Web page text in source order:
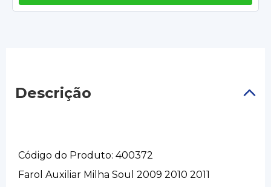
Descrição
Código do Produto: 400372
Farol Auxiliar Milha Soul 2009 2010 2011